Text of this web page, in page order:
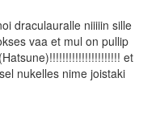
draculauralle niiiiin sille
vaa et mul on pullip
et
nukelles nime joistaki